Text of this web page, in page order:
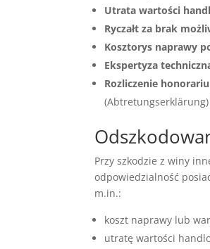
Utrata wartości
Ryczałt za brak
Kosztorys naprawy
Ekspertyza
Rozliczenie
Przy szkodzie z winy
odpowiedzialność
m.in.:
koszt naprawy lub
utratę wartości